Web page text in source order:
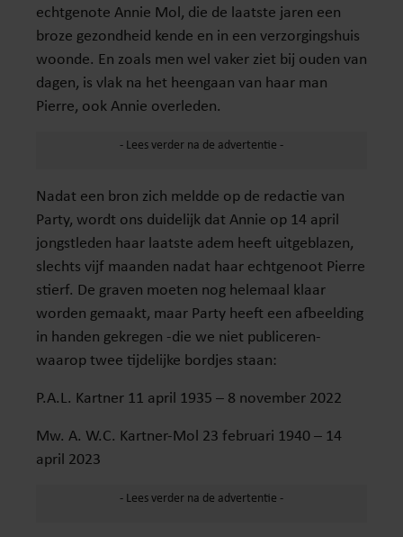
echtgenote Annie Mol, die de laatste jaren een
broze gezondheid kende en in een verzorgingshuis
woonde. En zoals men wel vaker ziet bij ouden van
dagen, is vlak na het heengaan van haar man
Pierre, ook Annie overleden.
Nadat een bron zich meldde op de redactie van
Party, wordt ons duidelijk dat Annie op 14 april
jongstleden haar laatste adem heeft uitgeblazen,
slechts vijf maanden nadat haar echtgenoot Pierre
stierf. De graven moeten nog helemaal klaar
worden gemaakt, maar Party heeft een afbeelding
in handen gekregen -die we niet publiceren-
waarop twee tijdelijke bordjes staan:
P.A.L. Kartner 11 april 1935 – 8 november 2022
Mw. A. W.C. Kartner-Mol 23 februari 1940 – 14
april 2023